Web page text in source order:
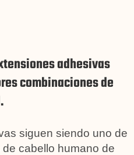
adhesivas
combinaciones de
siguen siendo uno de
cabello humano de